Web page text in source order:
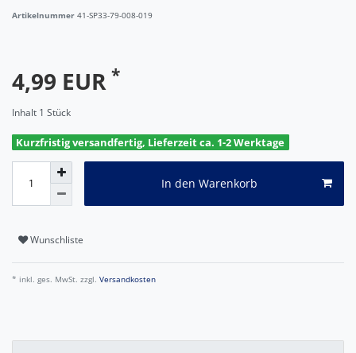
Artikelnummer 41-SP33-79-008-019
4,99 EUR *
Inhalt 1 Stück
Kurzfristig versandfertig, Lieferzeit ca. 1-2 Werktage
In den Warenkorb
Wunschliste
* inkl. ges. MwSt. zzgl. Versandkosten